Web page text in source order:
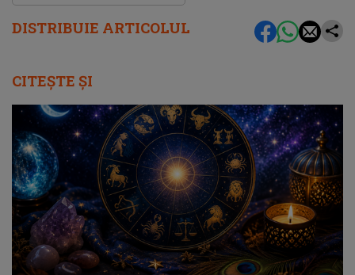
DISTRIBUIE ARTICOLUL
CITEȘTE ȘI